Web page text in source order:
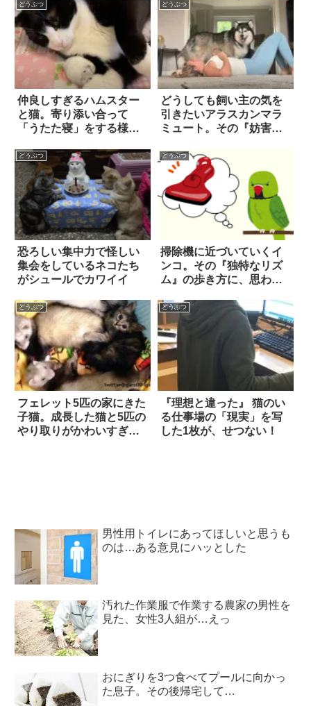
どうぶつ
仲良しすぎるハムスター
と猫。寄り添い合って
「うたた寝」をする様子
る！
どうぶつ
どうしても飼い主の気を
引きたいアラスカンマラ
ミュート。その『妨害行
た！
どうぶつ
恐ろしい集中力で怪しい
集会をしているネコたち
がシュールでカワイイ
どうぶつ
掃除機に近づいていくイ
ンコ。その『独特なリズ
ム』の歩き方に、思わず
どうぶつ
フェレット5匹の家にきた
子猫。成長した猫と5匹の
やり取りがかわいすぎる
どうぶつ
『理想と違った』 猫のい
る仕事場の「現実」を写
した1枚が、せつない！
男性用トイレにあってほしいと思うも
のは…ある意見にハッとした
汚れた作業服で作業する農家の男性を
見た、女性3人組が…えっ
おにぎりを3つ食べてプールに向かっ
た息子。その後帰宅して…